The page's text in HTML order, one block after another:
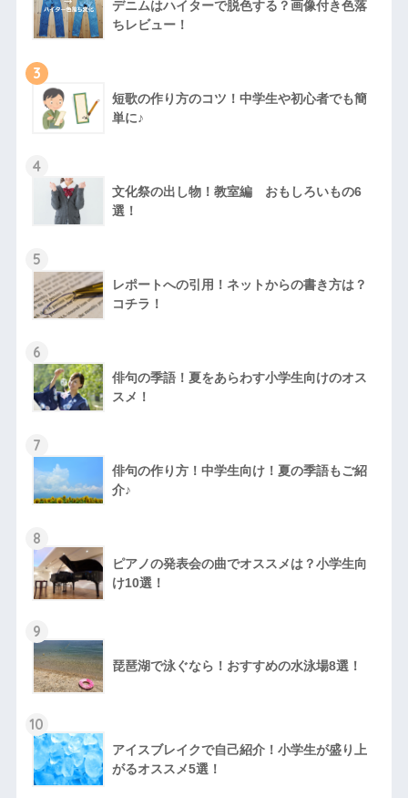
デニムはハイターで脱色する？画像付き色落
ちレビュー！
3
短歌の作り方のコツ！中学生や初心者でも簡
単に♪
4
文化祭の出し物！教室編 おもしろいもの6
選！
5
レポートへの引用！ネットからの書き方は？
コチラ！
6
俳句の季語！夏をあらわす小学生向けのオス
スメ！
7
俳句の作り方！中学生向け！夏の季語もご紹
介♪
8
ピアノの発表会の曲でオススメは？小学生向
け10選！
9
琵琶湖で泳ぐなら！おすすめの水泳場8選！
10
アイスブレイクで自己紹介！小学生が盛り上
がるオススメ5選！